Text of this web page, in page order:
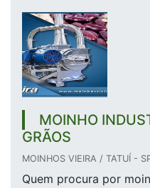
MOINHO
GRÃOS
MOINHOS VIEIRA / TATUÍ -
Quem procura por